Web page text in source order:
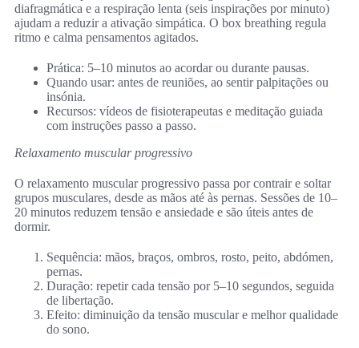
diafragmática e a respiração lenta (seis inspirações por minuto)
ajudam a reduzir a ativação simpática. O box breathing regula
ritmo e calma pensamentos agitados.
Prática: 5–10 minutos ao acordar ou durante pausas.
Quando usar: antes de reuniões, ao sentir palpitações ou
insónia.
Recursos: vídeos de fisioterapeutas e meditação guiada
com instruções passo a passo.
Relaxamento muscular progressivo
O relaxamento muscular progressivo passa por contrair e soltar
grupos musculares, desde as mãos até às pernas. Sessões de 10–
20 minutos reduzem tensão e ansiedade e são úteis antes de
dormir.
Sequência: mãos, braços, ombros, rosto, peito, abdómen,
pernas.
Duração: repetir cada tensão por 5–10 segundos, seguida
de libertação.
Efeito: diminuição da tensão muscular e melhor qualidade
do sono.